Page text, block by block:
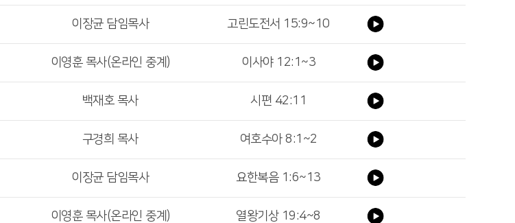
이장균 담임목사 고린도전서 15:9~10
이영훈 목사(온라인 중계) 이사야 12:1~3
백재호 목사 시편 42:11
구경희 목사 여호수아 8:1~2
이장균 담임목사 요한복음 1:6~13
이영훈 목사(온라인 중계) 열왕기상 19:4~8